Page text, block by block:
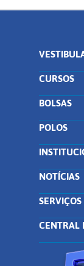
CURSOS
BOLSAS
POLOS
NOTÍCIAS
SERVIÇOS